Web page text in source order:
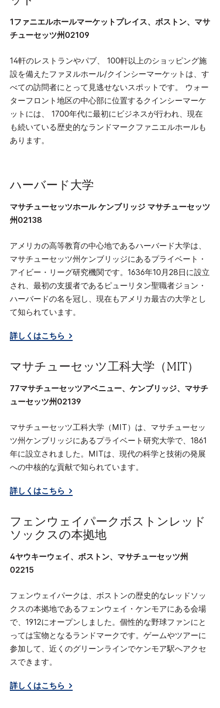
1ファニエルホールマーケットプレイス、ボストン、マサ
チューセッツ州02109
14軒のレストランやパブ、 100軒以上のショッピング施
設を備えたファヌルホール/クインシーマーケットは、す
べての訪問者にとって見逃せないスポットです。 ウォー
ターフロント地区の中心部に位置するクインシーマーケ
ットには、 1700年代に最初にビジネスが行われ、現在
も続いている歴史的なランドマークファニエルホールも
あります。
ハーバード大学
マサチューセッツホール ケンブリッジ マサチューセッツ
州02138
アメリカの高等教育の中心地であるハーバード大学は、
マサチューセッツ州ケンブリッジにあるプライベート・
アイビー・リーグ研究機関です。1636年10月28日に設立
され、最初の支援者であるピューリタン聖職者ジョン・
ハーバードの名を冠し、現在もアメリカ最古の大学とし
て知られています。
詳しくはこちら
マサチューセッツ工科大学（MIT）
77マサチューセッツアベニュー、ケンブリッジ、マサチ
ューセッツ州02139
マサチューセッツ工科大学（MIT）は、マサチューセッ
ツ州ケンブリッジにあるプライベート研究大学で、1861
年に設立されました。MITは、現代の科学と技術の発展
への中核的な貢献で知られています。
詳しくはこちら
フェンウェイパークボストンレッド
ソックスの本拠地
4ヤウキーウェイ、ボストン、マサチューセッツ州
02215
フェンウェイパークは、ボストンの歴史的なレッドソッ
クスの本拠地であるフェンウェイ・ケンモアにある会場
で、1912にオープンしました。個性的な野球ファンにと
っては宝物となるランドマークです。ゲームやツアーに
参加して、近くのグリーンラインでケンモア駅へアクセ
スできます。
詳しくはこちら